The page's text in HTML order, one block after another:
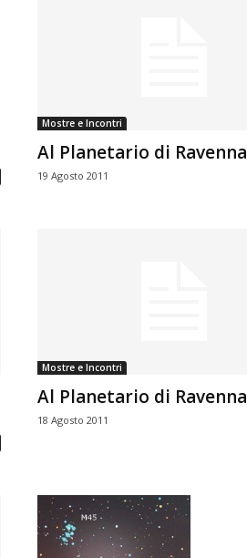
Mostre e Incontri
Al Planetario di Ravenna
19 Agosto 2011
Mostre e Incontri
Al Planetario di Ravenna
18 Agosto 2011